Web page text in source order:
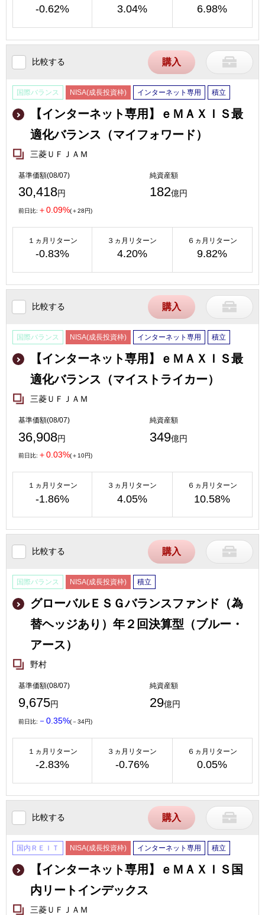
-0.62% 3.04% 6.98%
比較する 購入
国際バランス NISA(成長投資枠) インターネット専用 積立
【インターネット専用】ｅＭＡＸＩＳ最
適化バランス（マイフォワード）
三菱ＵＦＪＡＭ
基準価額(08/07)
30,418円
純資産額
182億円
前日比: ＋0.09%(＋28円)
１ヵ月リターン
-0.83%
３ヵ月リターン
4.20%
６ヵ月リターン
9.82%
比較する 購入
国際バランス NISA(成長投資枠) インターネット専用 積立
【インターネット専用】ｅＭＡＸＩＳ最
適化バランス（マイストライカー）
三菱ＵＦＪＡＭ
基準価額(08/07)
36,908円
純資産額
349億円
前日比: ＋0.03%(＋10円)
１ヵ月リターン
-1.86%
３ヵ月リターン
4.05%
６ヵ月リターン
10.58%
比較する 購入
国際バランス NISA(成長投資枠) 積立
グローバルＥＳＧバランスファンド（為
替ヘッジあり）年２回決算型（ブルー・
アース）
野村
基準価額(08/07)
9,675円
純資産額
29億円
前日比: －0.35%(－34円)
１ヵ月リターン
-2.83%
３ヵ月リターン
-0.76%
６ヵ月リターン
0.05%
比較する 購入
国内ＲＥＩＴ NISA(成長投資枠) インターネット専用 積立
【インターネット専用】ｅＭＡＸＩＳ国
内リートインデックス
三菱ＵＦＪＡＭ